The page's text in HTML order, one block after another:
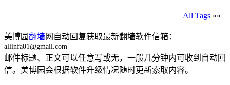
All Tags »»
美博园翻墙网自动回复获取最新翻墙软件信箱：
allinfa01@gmail.com
邮件标题、正文可以任意写或无，一般几分钟内可收到自动回
信。美博园会根据软件升级情况随时更新索取内容。